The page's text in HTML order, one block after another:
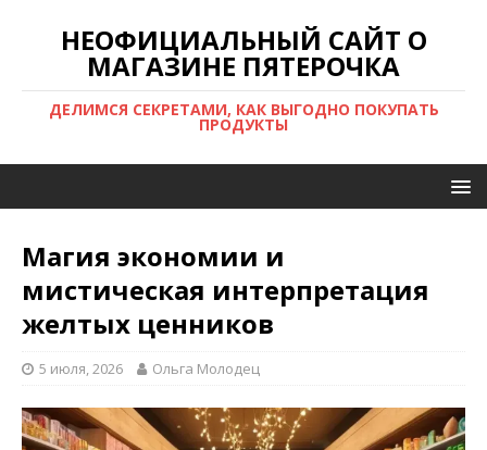
НЕОФИЦИАЛЬНЫЙ САЙТ О
МАГАЗИНЕ ПЯТЕРОЧКА
ДЕЛИМСЯ СЕКРЕТАМИ, КАК ВЫГОДНО ПОКУПАТЬ
ПРОДУКТЫ
Магия экономии и
мистическая интерпретация
желтых ценников
5 июля, 2026 Ольга Молодец